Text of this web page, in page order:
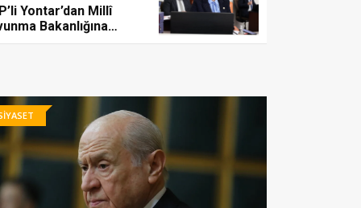
Yontar’dan Millî
Bakanlığına